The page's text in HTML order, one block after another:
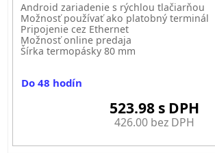
Android zariadenie s rýchlou tlačiarňou
Možnosť používať ako platobný terminál
Pripojenie cez Ethernet
Možnosť online predaja
Šírka termopásky 80 mm
Do 48 hodín
523.98 s DPH
426.00 bez DPH